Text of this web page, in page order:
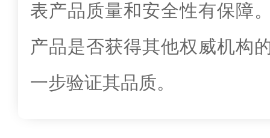
表产品质量和安全性有保障
产品是否获得其他权威机构
一步验证其品质。